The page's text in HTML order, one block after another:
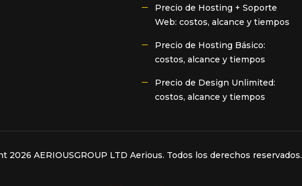
Precio de Hosting + Soporte
Web: costos, alcance y tiempos
Precio de Hosting Básico:
costos, alcance y tiempos
Precio de Design Unlimited:
costos, alcance y tiempos
2026 AERIOUSGROUP LTD Aerious. Todos los derechos reservados.